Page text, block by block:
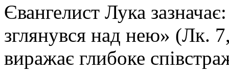
Євангелист Лука
зглянувся над нею» (Лк.
виражає глибоке